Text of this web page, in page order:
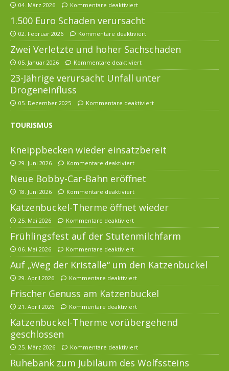
04. März 2026 Kommentare deaktiviert
1.500 Euro Schaden verursacht
02. Februar 2026 Kommentare deaktiviert
Zwei Verletzte und hoher Sachschaden
05. Januar 2026 Kommentare deaktiviert
23-Jährige verursacht Unfall unter
Drogeneinfluss
05. Dezember 2025 Kommentare deaktiviert
TOURISMUS
Kneippbecken wieder einsatzbereit
29. Juni 2026 Kommentare deaktiviert
Neue Bobby-Car-Bahn eröffnet
18. Juni 2026 Kommentare deaktiviert
Katzenbuckel-Therme öffnet wieder
25. Mai 2026 Kommentare deaktiviert
Frühlingsfest auf der Stutenmilchfarm
06. Mai 2026 Kommentare deaktiviert
Auf „Weg der Kristalle“ um den Katzenbuckel
29. April 2026 Kommentare deaktiviert
Frischer Genuss am Katzenbuckel
21. April 2026 Kommentare deaktiviert
Katzenbuckel-Therme vorübergehend
geschlossen
25. März 2026 Kommentare deaktiviert
Ruhebank zum Jubiläum des Wolfssteins